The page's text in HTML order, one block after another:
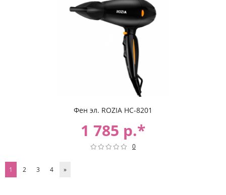
Фен эл. ROZIA НС-8201
1 785 р.*
0
1 2 3 4 »